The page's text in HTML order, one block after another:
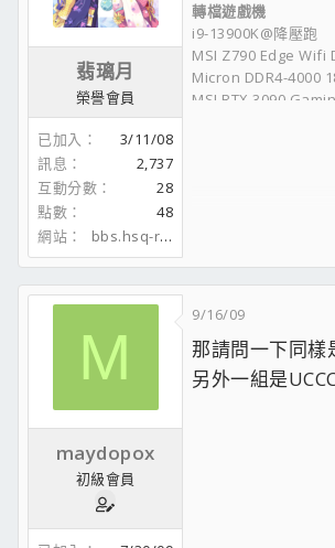
翡璃月
榮譽會員
已加入
3/11/08
訊息
2,737
互動分數
28
點數
48
網站
bbs.hsq-rip.org
轉檔遊戲機
i9-13900K@降壓跑
MSI Z790 Edge Wifi
Micron DDR4-4000
MSI RTX 3090
WD 640G (撿朋友的05
Antec-HCP1200
MSI G32CQ4 E2
Philips BDM4350UC
M
maydopox
初級會員
9/16/09
那請問一下同樣
另外一組是